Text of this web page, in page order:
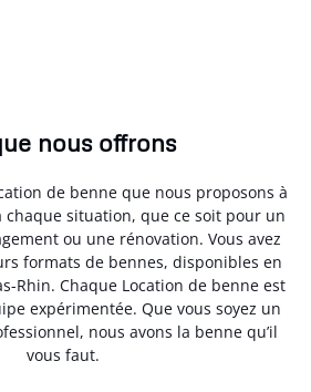
nous offrons
de benne que nous proposons à
chaque situation, que ce soit pour un
ou une rénovation. Vous avez
formats de bennes, disponibles en
Rhin. Chaque Location de benne est
expérimentée. Que vous soyez un
nous avons la benne qu’il
vous faut.